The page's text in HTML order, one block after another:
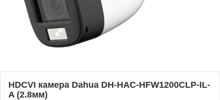
HDCVI камера Dahua DH-HAC-HFW1200CLP-IL-
A (2.8мм)